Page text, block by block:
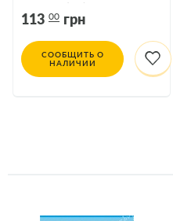
CAMRY(20)
113 00 грн
СООБЩИТЬ О
НАЛИЧИИ